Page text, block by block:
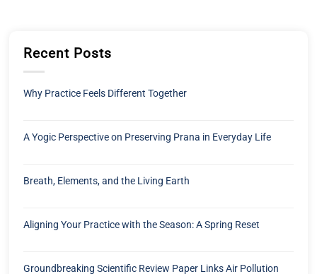
Recent Posts
Why Practice Feels Different Together
A Yogic Perspective on Preserving Prana in Everyday Life
Breath, Elements, and the Living Earth
Aligning Your Practice with the Season: A Spring Reset
Groundbreaking Scientific Review Paper Links Air Pollution